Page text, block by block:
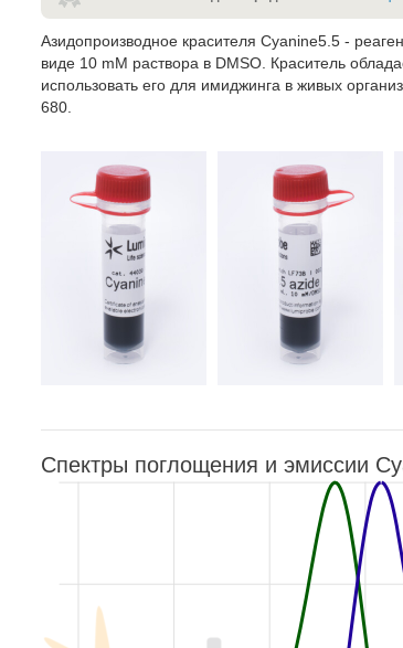
Азидопроизводное красителя Cyanine5.5 -
виде 10 mM раствора в DMSO. Краситель
использовать его для имиджинга в живых
680.
Спектры поглощения и эмиссии